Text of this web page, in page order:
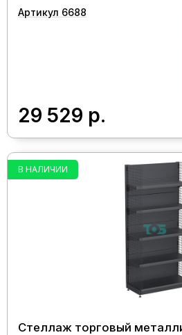
Артикул 6688
29 529 р.
В НАЛИЧИИ
Стеллаж торговый